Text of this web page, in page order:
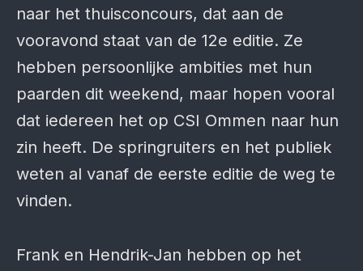
naar het thuisconcours, dat aan de
vooravond staat van de 12e editie. Ze
hebben persoonlijke ambities met hun
paarden dit weekend, maar hopen vooral
dat iedereen het op CSI Ommen naar hun
zin heeft. De springruiters en het publiek
weten al vanaf de eerste editie de weg te
vinden.
Frank en Hendrik-Jan hebben op het